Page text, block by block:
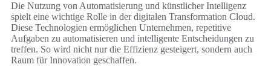
Die Nutzung von Automatisierung und künstlicher Intelligenz
spielt eine wichtige Rolle in der digitalen Transformation Cloud.
Diese Technologien ermöglichen Unternehmen, repetitive
Aufgaben zu automatisieren und intelligente Entscheidungen zu
treffen. So wird nicht nur die Effizienz gesteigert, sondern auch
Raum für Innovation geschaffen.